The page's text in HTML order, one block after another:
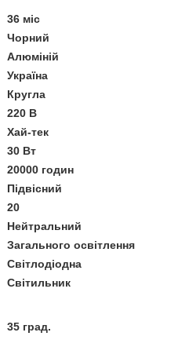
36 міс
Чорний
Алюміній
Україна
Кругла
220 В
Хай-тек
30 Вт
20000 годин
Підвісний
20
Нейтральний
Загального освітлення
Світлодіодна
Світильник
35 град.